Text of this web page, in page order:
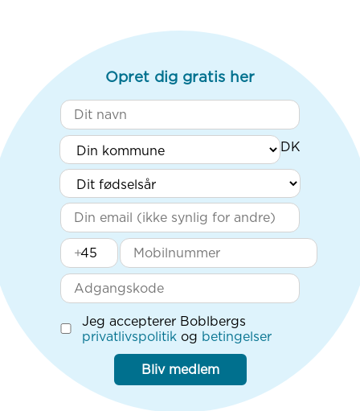
Opret dig gratis her
+
Jeg accepterer Boblbergs
privatlivspolitik og betingelser
Bliv medlem